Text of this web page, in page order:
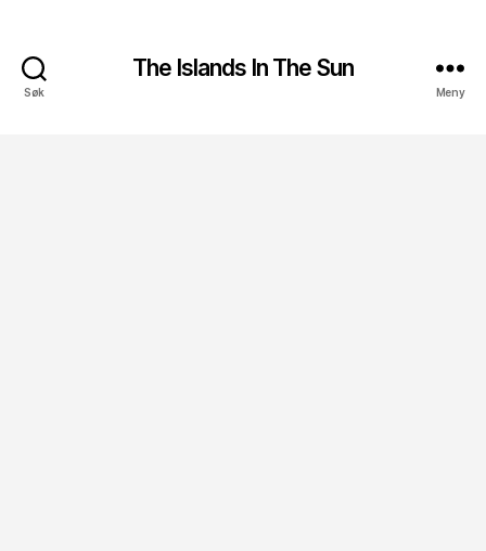
Søk
The Islands In The Sun
Meny